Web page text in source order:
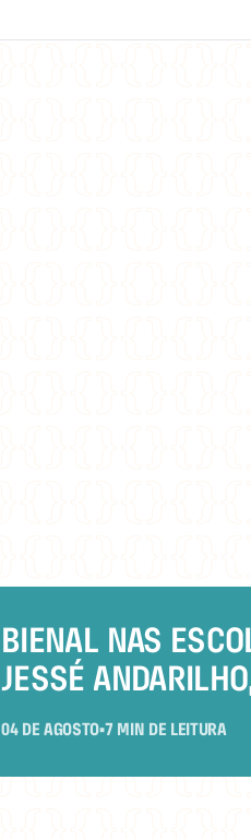
BIENAL NAS
JESSÉ
ESTEVÃO RIBEIRO
04 DE AGOSTO•7 MIN DE LEITURA